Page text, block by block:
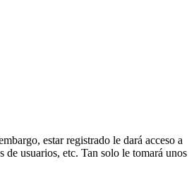
estar registrado le dará acceso a
usuarios, etc. Tan solo le tomará unos